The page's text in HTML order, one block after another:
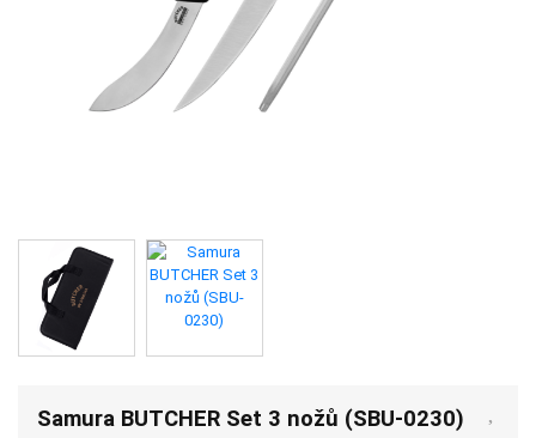
Samura BUTCHER Set 3 nožů (SBU-0230)